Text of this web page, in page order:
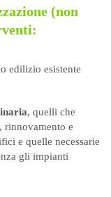
(non
edilizio esistente
, quelli che
rinnovamento e
e quelle necessarie
gli impianti